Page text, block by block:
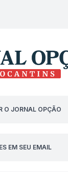
O JORNAL OPÇÃO
EM SEU EMAIL